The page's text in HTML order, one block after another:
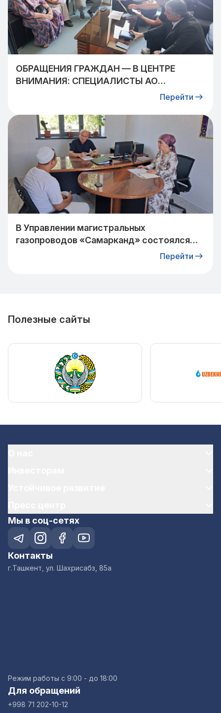
ОБРАЩЕНИЯ ГРАЖДАН — В ЦЕНТРЕ
ВНИМАНИЯ: СПЕЦИАЛИСТЫ АО
«УЗТРАНСГАЗ» ВСТРЕТИЛИСЬ СПерейти
В Управлении магистральных
газопроводов «Самарканд» состоялся
прием граждан: очередное обращение
Перейти
Полезные сайты
Мы в соц-сетях
Контакты
г.Ташкент, ул. Шахрисабз, 85а
Режим работы с 9:00 - до 18:00
Для обращений
+998 71 202-10-12